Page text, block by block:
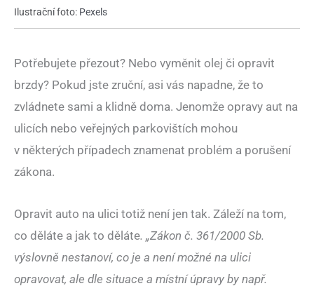
Ilustrační foto: Pexels
Potřebujete přezout? Nebo vyměnit olej či opravit
brzdy? Pokud jste zruční, asi vás napadne, že to
zvládnete sami a klidně doma. Jenomže opravy aut na
ulicích nebo veřejných parkovištích mohou
v některých případech znamenat problém a porušení
zákona.
Opravit auto na ulici totiž není jen tak. Záleží na tom,
co děláte a jak to děláte. „Zákon č. 361/2000 Sb.
výslovně nestanoví, co je a není možné na ulici
opravovat, ale dle situace a místní úpravy by např.